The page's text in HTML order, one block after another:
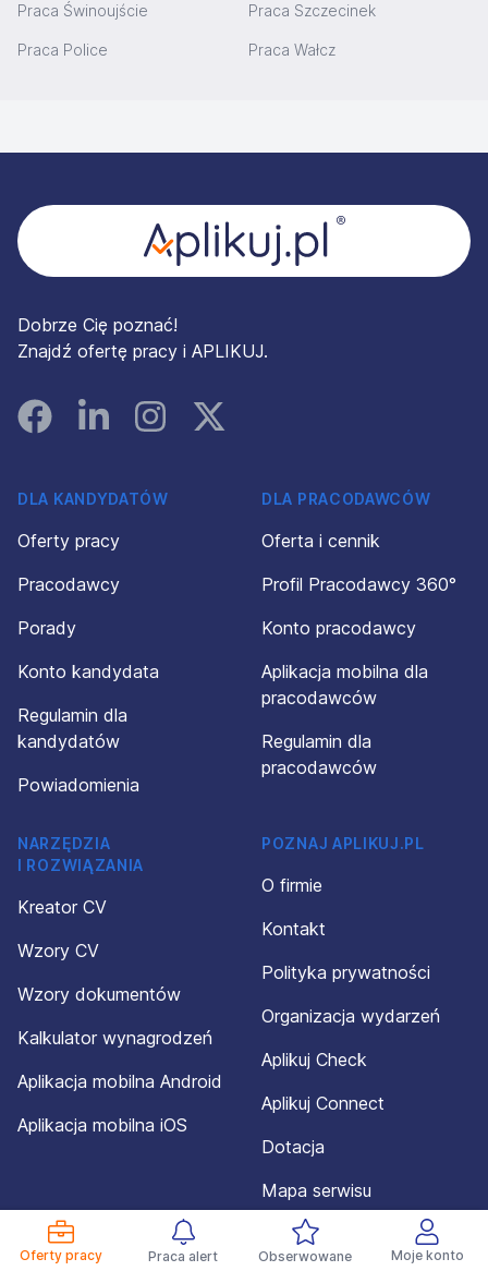
Oferty pracy Praca alert Obserwowane Moje konto
Praca Świnoujście Praca Szczecinek
Praca Police Praca Wałcz
Dobrze Cię poznać!
Znajdź ofertę pracy i APLIKUJ.
FacebookLinked InInstagramInstagram
DLA KANDYDATÓW
Oferty pracy
Pracodawcy
Porady
Konto kandydata
Regulamin dla
kandydatów
Powiadomienia
DLA PRACODAWCÓW
Oferta i cennik
Profil Pracodawcy 360°
Konto pracodawcy
Aplikacja mobilna dla
pracodawców
Regulamin dla
pracodawców
NARZĘDZIA
I ROZWIĄZANIA
Kreator CV
Wzory CV
Wzory dokumentów
Kalkulator wynagrodzeń
Aplikacja mobilna Android
Aplikacja mobilna iOS
POZNAJ APLIKUJ.PL
O firmie
Kontakt
Polityka prywatności
Organizacja wydarzeń
Aplikuj Check
Aplikuj Connect
Dotacja
Mapa serwisu